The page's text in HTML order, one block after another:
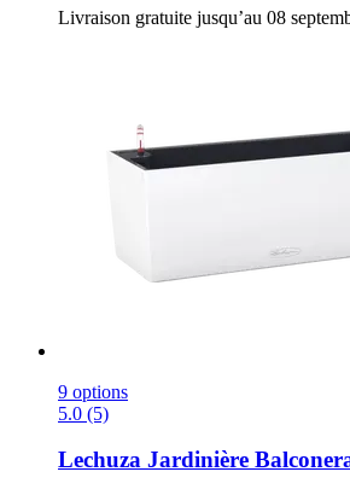
Livraison gratuite jusqu’au 08
9 options
5.0 (5)
Lechuza Jardinière